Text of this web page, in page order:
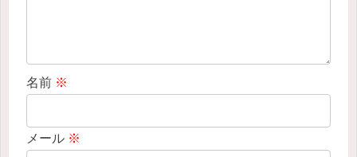
名前 ※
メール ※